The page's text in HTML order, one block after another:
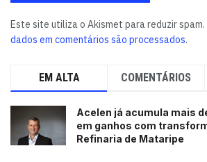
Este site utiliza o Akismet para reduzir spam.
dados em comentários são processados.
EM ALTA COMENTÁRIOS
Acelen já acumula mais
em ganhos com
Refinaria de Mataripe